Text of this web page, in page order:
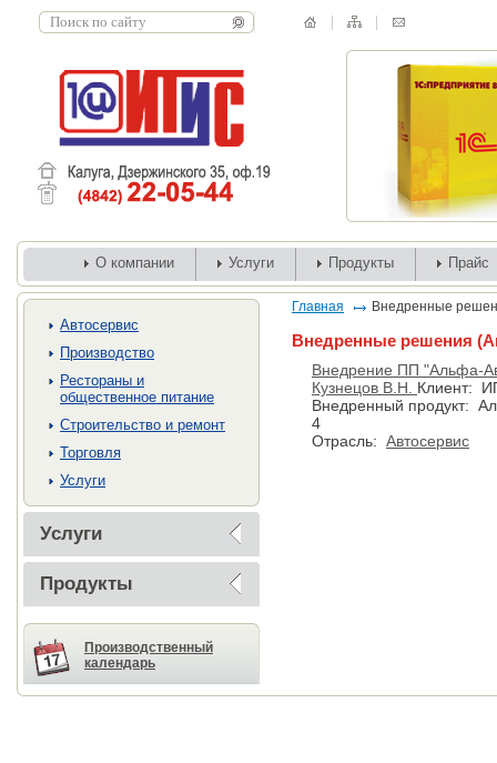
О компании Услуги Продукты Прайс
Автосервис
Производство
Рестораны и
общественное питание
Строительство и ремонт
Торговля
Услуги
Услуги
Продукты
Производственный
календарь
Главная Внедренные
Внедренные решения
Внедрение ПП "Альфа-
Кузнецов В.Н. Клиент:
Внедренный продукт:
4
Отрасль: Автосервис